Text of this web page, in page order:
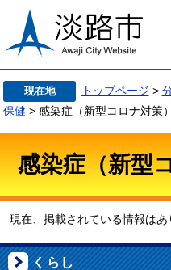
現在地 トップページ >
保健 > 感染症（新型コロナ対策）
感染症（新型
現在、掲載されている情報はあ
くらし